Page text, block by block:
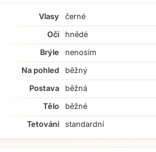
Vlasy
černé
Oči
hnědé
Brýle
nenosím
Na pohled
běžný
Postava
běžná
Tělo
běžné
Tetování
standardní